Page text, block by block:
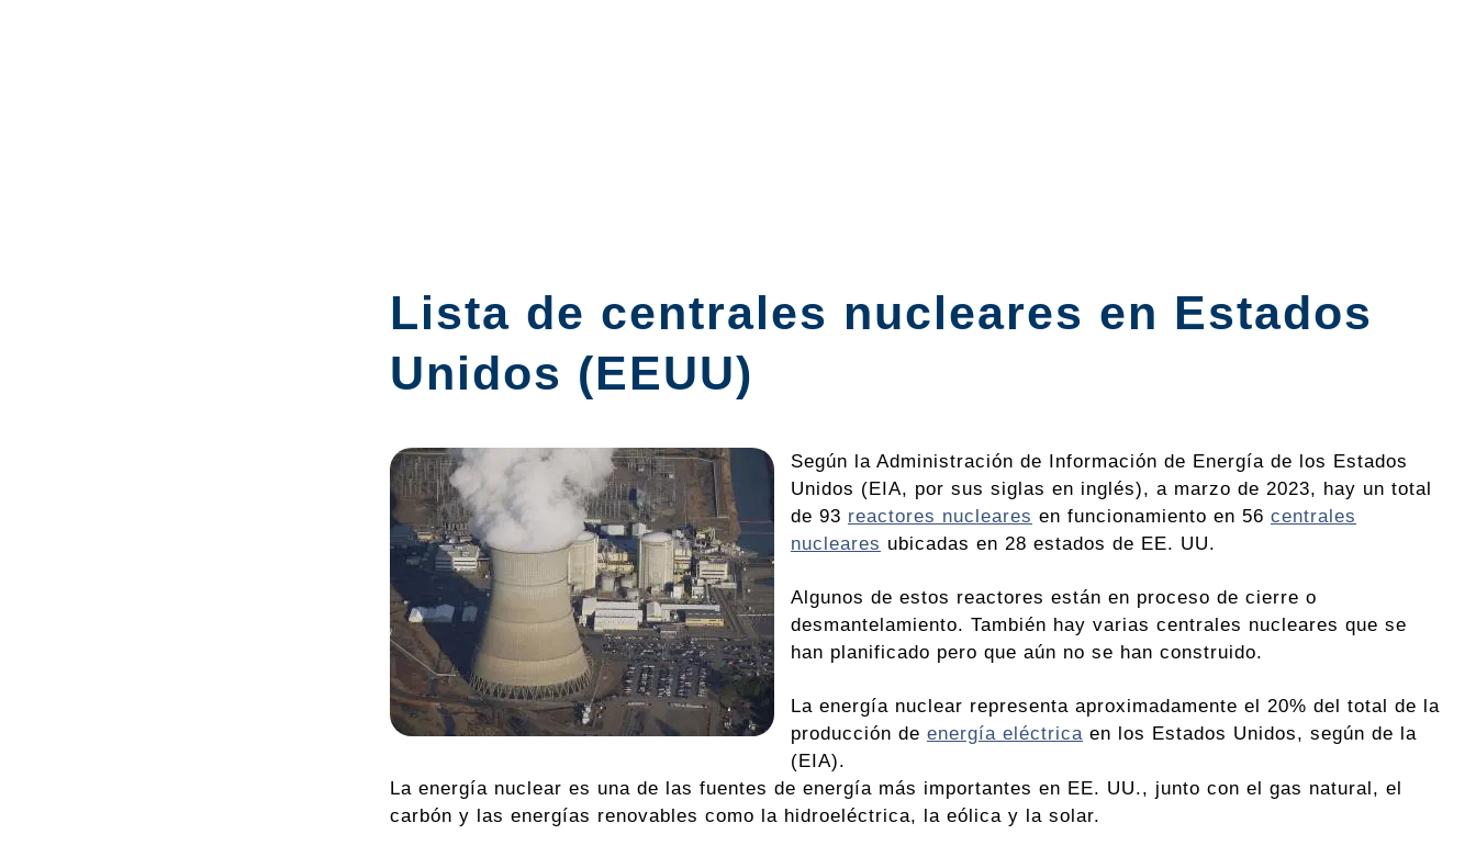
Lista de centrales nucleares en Estados
Unidos (EEUU)
Según la Administración de Información de Energía de los Estados
Unidos (EIA, por sus siglas en inglés), a marzo de 2023, hay un total
de 93 reactores nucleares en funcionamiento en 56 centrales
nucleares ubicadas en 28 estados de EE. UU.
Algunos de estos reactores están en proceso de cierre o
desmantelamiento. También hay varias centrales nucleares que se
han planificado pero que aún no se han construido.
La energía nuclear representa aproximadamente el 20% del total de la
producción de energía eléctrica en los Estados Unidos, según de la
(EIA).
La energía nuclear es una de las fuentes de energía más importantes en EE. UU., junto con el gas natural, el
carbón y las energías renovables como la hidroeléctrica, la eólica y la solar.